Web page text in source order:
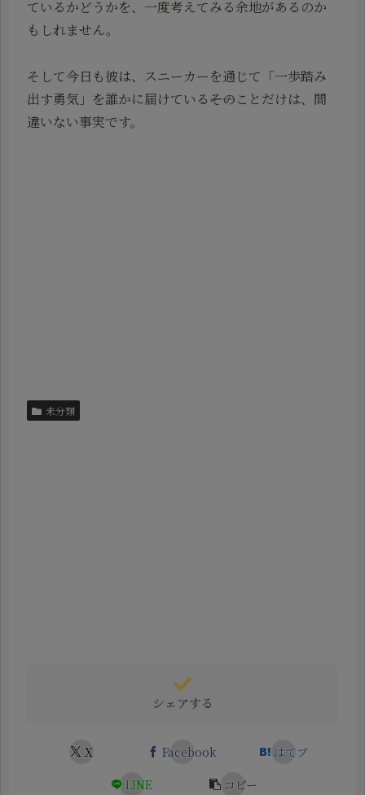
ているかどうかを、一度考えてみる余地があるのか
もしれません。
そして今日も彼は、スニーカーを通じて「一歩踏み
出す勇気」を誰かに届けている――そのことだけは、間
違いない事実です。
未分類
シェアする
X Facebook
はてブ
LINE
コピー